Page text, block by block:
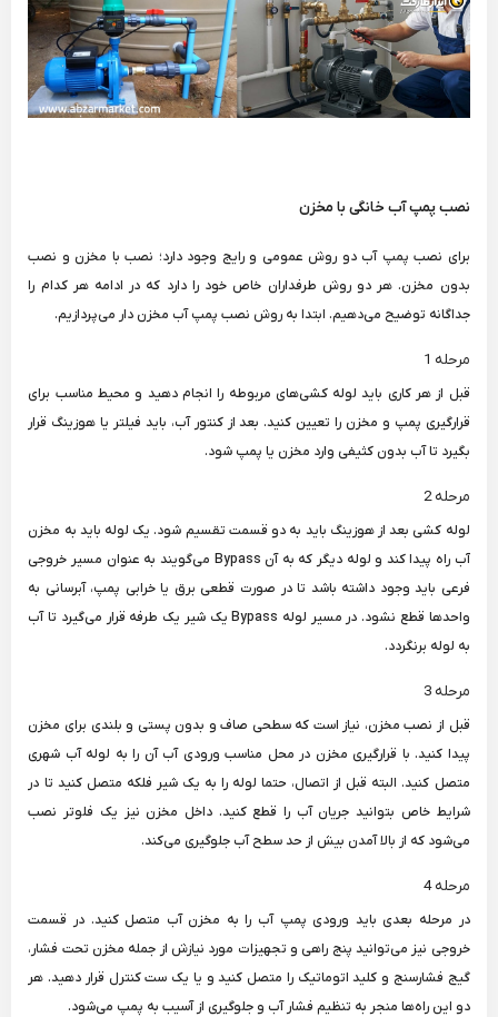
نصب پمپ آب خانگی با مخزن
برای نصب پمپ آب دو روش عمومی و رایج وجود دارد؛ نصب با مخزن و نصب
بدون مخزن. هر دو روش طرفداران خاص خود را دارد که در ادامه هر کدام را
جداگانه توضیح می‌دهیم. ابتدا به روش نصب پمپ آب مخزن دار می‌پردازیم.
مرحله 1
قبل از هر کاری باید لوله کشی‌های مربوطه را انجام دهید و محیط مناسب برای
قرارگیری پمپ و مخزن را تعیین کنید. بعد از کنتور آب، باید فیلتر یا هوزینگ قرار
بگیرد تا آب بدون کثیفی وارد مخزن یا پمپ شود.
مرحله 2
لوله کشی بعد از هوزینگ باید به دو قسمت تقسیم شود. یک لوله باید به مخزن
آب راه پیدا کند و لوله دیگر که به آن Bypass می‌گویند به عنوان مسیر خروجی
فرعی باید وجود داشته باشد تا در صورت قطعی برق یا خرابی پمپ، آبرسانی به
واحدها قطع نشود. در مسیر لوله Bypass یک شیر یک طرفه قرار می‌گیرد تا آب
به لوله برنگردد.
مرحله 3
قبل از نصب مخزن، نیاز است که سطحی صاف و بدون پستی و بلندی برای مخزن
پیدا کنید. با قرارگیری مخزن در محل مناسب ورودی آب آن را به لوله آب شهری
متصل کنید. البته قبل از اتصال، حتما لوله را به یک شیر فلکه متصل کنید تا در
شرایط خاص بتوانید جریان آب را قطع کنید. داخل مخزن نیز یک فلوتر نصب
می‌شود که از بالا آمدن بیش از حد سطح آب جلوگیری می‌کند.
مرحله 4
در مرحله بعدی باید ورودی پمپ آب را به مخزن آب متصل کنید. در قسمت
خروجی نیز می‌توانید پنج راهی و تجهیزات مورد نیازش از جمله مخزن تحت فشار،
گیج فشارسنج و کلید اتوماتیک را متصل کنید و یا یک ست کنترل قرار دهید. هر
دو این راه‌ها منجر به تنظیم فشار آب و جلوگیری از آسیب به پمپ می‌شود.